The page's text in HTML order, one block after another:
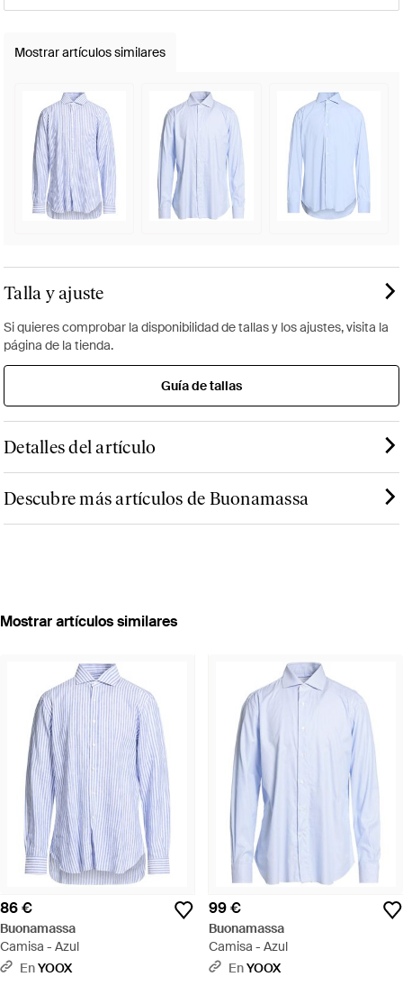
Mostrar artículos similares
Talla y ajuste
Si quieres comprobar la disponibilidad de tallas y los ajustes, visita la
página de la tienda.
Guía de tallas
Detalles del artículo
Descubre más artículos de Buonamassa
Mostrar artículos similares
86 €
Buonamassa
Camisa - Azul
EnYOOX
99 €
Buonamassa
Camisa - Azul
EnYOOX